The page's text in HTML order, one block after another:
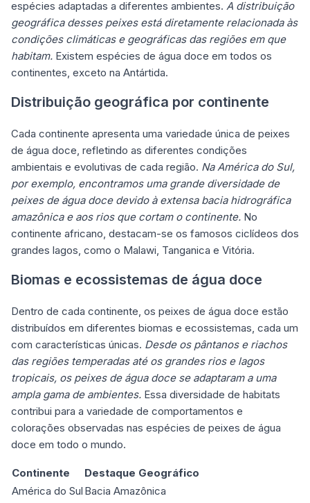
espécies adaptadas a diferentes ambientes. A distribuição
geográfica desses peixes está diretamente relacionada às
condições climáticas e geográficas das regiões em que
habitam. Existem espécies de água doce em todos os
continentes, exceto na Antártida.
Distribuição geográfica por continente
Cada continente apresenta uma variedade única de peixes
de água doce, refletindo as diferentes condições
ambientais e evolutivas de cada região. Na América do Sul,
por exemplo, encontramos uma grande diversidade de
peixes de água doce devido à extensa bacia hidrográfica
amazônica e aos rios que cortam o continente. No
continente africano, destacam-se os famosos ciclídeos dos
grandes lagos, como o Malawi, Tanganica e Vitória.
Biomas e ecossistemas de água doce
Dentro de cada continente, os peixes de água doce estão
distribuídos em diferentes biomas e ecossistemas, cada um
com características únicas. Desde os pântanos e riachos
das regiões temperadas até os grandes rios e lagos
tropicais, os peixes de água doce se adaptaram a uma
ampla gama de ambientes. Essa diversidade de habitats
contribui para a variedade de comportamentos e
colorações observadas nas espécies de peixes de água
doce em todo o mundo.
Continente
Destaque Geográfico
América do Sul Bacia Amazônica